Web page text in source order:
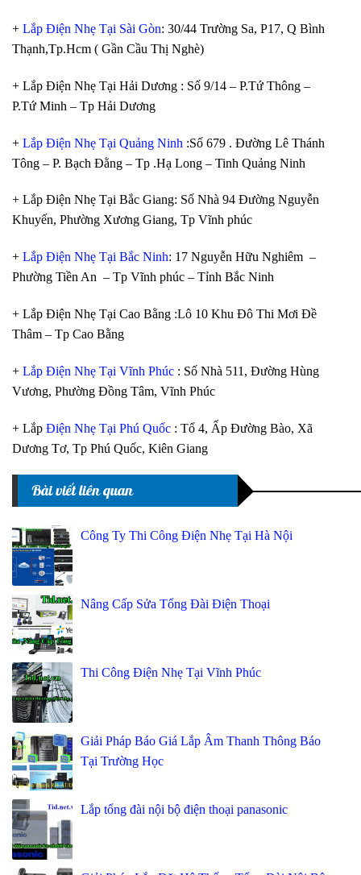
+ Lắp Điện Nhẹ Tại Sài Gòn: 30/44 Trường Sa, P17, Q Bình
Thạnh,Tp.Hcm ( Gần Cầu Thị Nghè)
+ Lắp Điện Nhẹ Tại Hải Dương : Số 9/14 – P.Tứ Thông –
P.Tứ Minh – Tp Hải Dương
+ Lắp Điện Nhẹ Tại Quảng Ninh :Số 679 . Đường Lê Thánh
Tông – P. Bạch Đằng – Tp .Hạ Long – Tinh Quảng Ninh
+ Lắp Điện Nhẹ Tại Bắc Giang: Số Nhà 94 Đường Nguyễn
Khuyến, Phường Xương Giang, Tp Vĩnh phúc
+ Lắp Điện Nhẹ Tại Bắc Ninh: 17 Nguyễn Hữu Nghiêm –
Phường Tiền An – Tp Vĩnh phúc – Tỉnh Bắc Ninh
+ Lắp Điện Nhẹ Tại Cao Bằng :Lô 10 Khu Đô Thi Mơi Đề
Thâm – Tp Cao Bằng
+ Lắp Điện Nhẹ Tại Vĩnh Phúc : Số Nhà 511, Đường Hùng
Vương, Phường Đồng Tâm, Vĩnh Phúc
+ Lắp Điện Nhẹ Tại Phú Quốc : Tổ 4, Ấp Đường Bào, Xã
Dương Tơ, Tp Phú Quốc, Kiên Giang
Bài viết liên quan
Công Ty Thi Công Điện Nhẹ Tại Hà Nội
Nâng Cấp Sửa Tổng Đài Điện Thoại
Thi Công Điện Nhẹ Tại Vĩnh Phúc
Giải Pháp Báo Giá Lắp Âm Thanh Thông Báo
Tại Trường Học
Lắp tổng đài nội bộ điện thoại panasonic